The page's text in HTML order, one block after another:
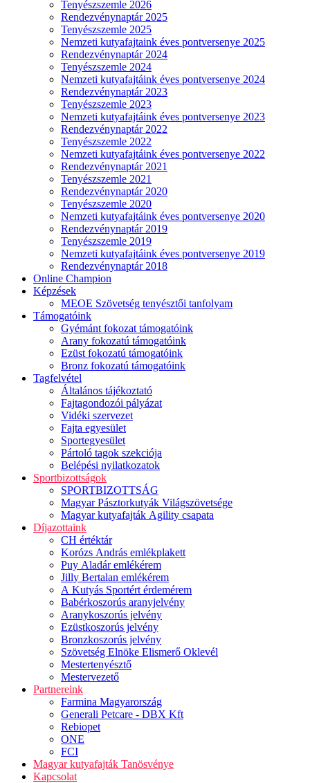
Tenyészszemle 2026
Rendezvénynaptár 2025
Tenyészszemle 2025
Nemzeti kutyafajtaink éves pontversenye 2025
Rendezvénynaptár 2024
Tenyészszemle 2024
Nemzeti kutyafajtáink éves pontversenye 2024
Rendezvénynaptár 2023
Tenyészszemle 2023
Nemzeti kutyafajtáink éves pontversenye 2023
Rendezvénynaptár 2022
Tenyészszemle 2022
Nemzeti kutyafajtáink éves pontversenye 2022
Rendezvénynaptár 2021
Tenyészszemle 2021
Rendezvénynaptár 2020
Tenyészszemle 2020
Nemzeti kutyafajtáink éves pontversenye 2020
Rendezvénynaptár 2019
Tenyészszemle 2019
Nemzeti kutyafajtáink éves pontversenye 2019
Rendezvénynaptár 2018
Online Champion
Képzések
MEOE Szövetség tenyésztői tanfolyam
Támogatóink
Gyémánt fokozat támogatóink
Arany fokozatú támogatóink
Ezüst fokozatú támogatóink
Bronz fokozatú támogatóink
Tagfelvétel
Általános tájékoztató
Fajtagondozói pályázat
Vidéki szervezet
Fajta egyesület
Sportegyesület
Pártoló tagok szekciója
Belépési nyilatkozatok
Sportbizottságok
SPORTBIZOTTSÁG
Magyar Pásztorkutyák Világszövetsége
Magyar kutyafajták Agility csapata
Díjazottaink
CH értéktár
Korózs András emlékplakett
Puy Aladár emlékérem
Jilly Bertalan emlékérem
A Kutyás Sportért érdemérem
Babérkoszorús aranyjelvény
Aranykoszorús jelvény
Ezüstkoszorús jelvény
Bronzkoszorús jelvény
Szövetség Elnöke Elismerő Oklevél
Mestertenyésztő
Mestervezető
Partnereink
Farmina Magyarország
Generali Petcare - DBX Kft
Rebiopet
ONE
FCI
Magyar kutyafajták Tanösvénye
Kapcsolat